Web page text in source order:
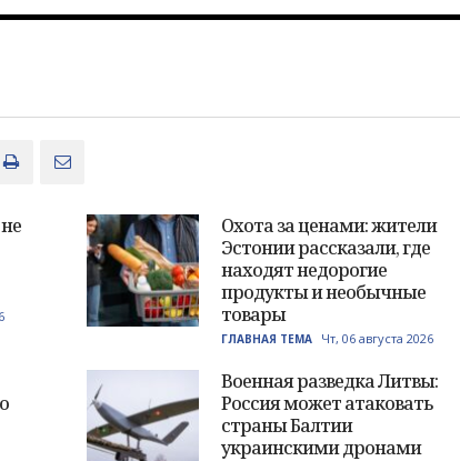
Охота за ценами: жители
Эстонии рассказали, где
находят недорогие
продукты и необычные
товары
ГЛАВНАЯ ТЕМА Чт, 06 августа 2026
Военная разведка Литвы:
Россия может атаковать
страны Балтии
украинскими дронами